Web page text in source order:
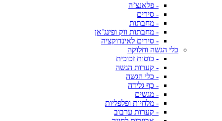
- פלאנצ’ה
- סירים
- מחבתות
- מחבתות ווק ופינג’אן
- סירים לאינדוקציה
כלי הגשה וחלוקה
- כוסות זכוכית
- קערות הגשה
- כלי הגשה
- כף גלידה
- מגשים
- מלחיות ופלפליות
- קערות ערבוב